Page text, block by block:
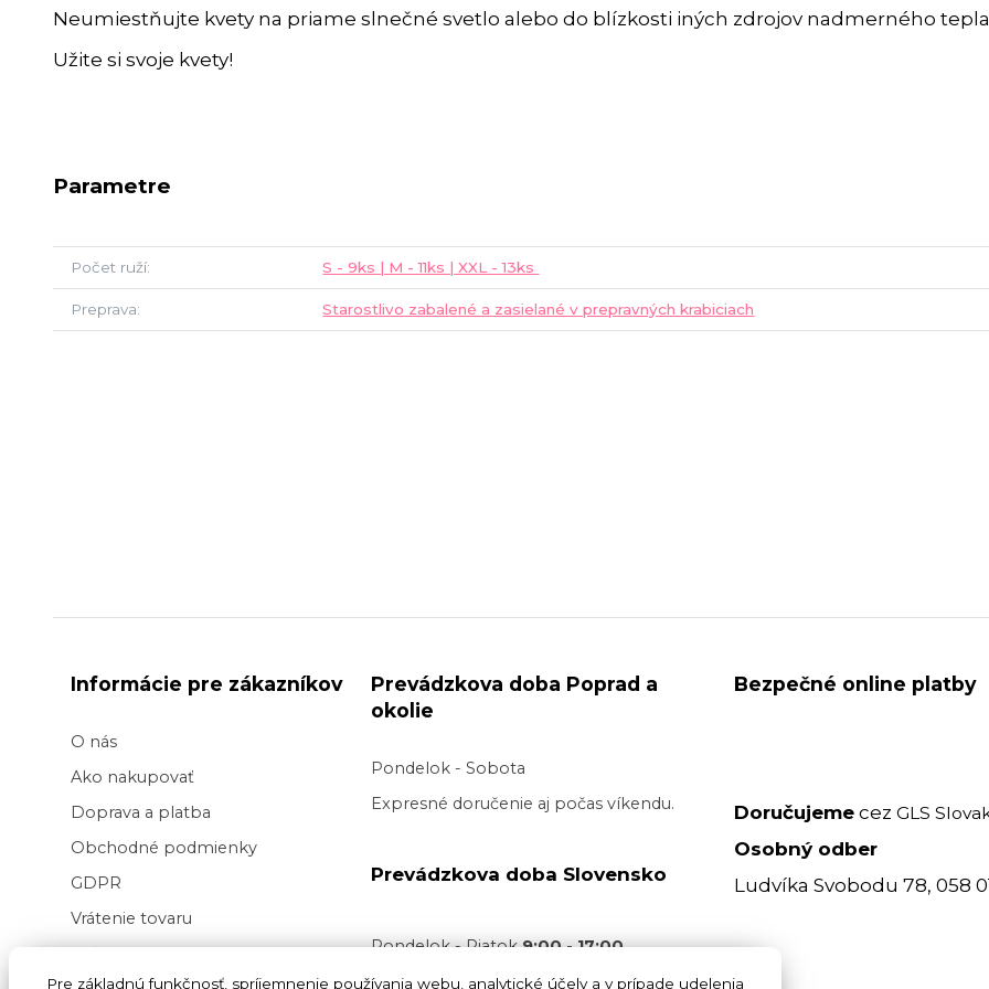
Neumiestňujte kvety na priame slnečné svetlo alebo do blízkosti iných zdrojov nadmerného
Užite si svoje kvety!
Parametre
Počet ruží S - 9ks | M - 11ks | XXL - 13ks
Preprava Starostlivo zabalené a zasielané v prepravných krabiciach
Informácie pre zákazníkov
O nás
Ako nakupovať
Doprava a platba
Obchodné podmienky
GDPR
Vrátenie tovaru
Veľkoobchod kvetov
Prevádzkova doba Poprad a
okolie
Pondelok - Sobota
Expresné doručenie aj počas víkendu.
Prevádzkova doba Slovensko
Pondelok - Piatok9:00 - 17:00
Doručenie v pracovný deň je realizované
Bezpečné online platby
Doručujeme cezGLS
Osobný odber
Ludvíka Svobodu 78, 058
Pre základnú funkčnosť, spríjemnenie používania webu, analytické účely a v prípade udelenia